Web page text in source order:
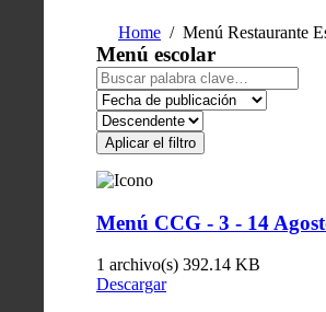
Home Menú Restaurante
Menú escolar
Aplicar el filtro
Menú CCG - 3 - 14
1 archivo(s) 392.14 KB
Descargar